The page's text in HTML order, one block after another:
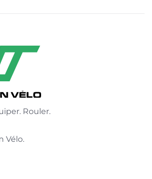
Rouler.
Vélo.